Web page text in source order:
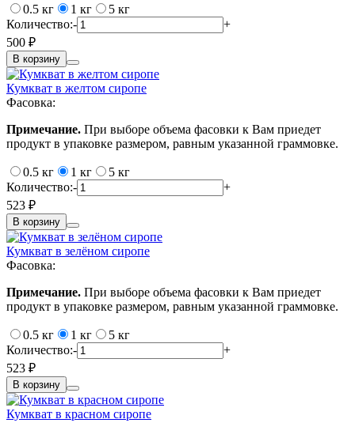
0.5 кг 1 кг
5 кг
Количество:-
+
500 ₽
В корзину
Кумкват в желтом сиропе
Фасовка:
Примечание. При выборе объема фасовки к Вам приедет
продукт в упаковке размером, равным указанной граммовке.
0.5 кг 1 кг
5 кг
Количество:-
+
523 ₽
В корзину
Кумкват в зелёном сиропе
Фасовка:
Примечание. При выборе объема фасовки к Вам приедет
продукт в упаковке размером, равным указанной граммовке.
0.5 кг 1 кг
5 кг
Количество:-
+
523 ₽
В корзину
Кумкват в красном сиропе